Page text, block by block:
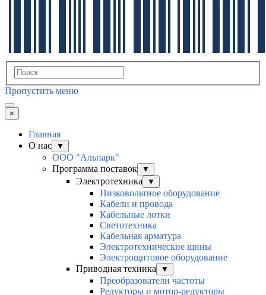
Пропустить меню
×
Главная
О нас
▼
ООО "Альпарк"
Программа поставок
▼
Электротехника ▼
Низковольтное оборудование
Кабели и провода
Кабельные лотки
Светотехника
Кабельная арматура
Электротехнические шины
Электрощитовое оборудование
Приводная техника
▼
Преобразователи частоты
Редукторы и мотор-редукторы